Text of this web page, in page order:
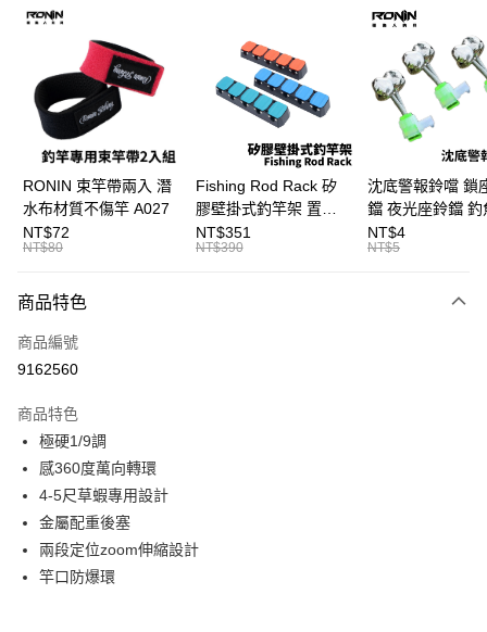
信用卡分期付款
3 期 0 利率 每期 21家銀行
合作金庫商業銀行
第一商業銀行
華南商業銀行
彰化商業銀行
上海商業儲蓄銀行
台北富邦商業銀行
國泰世華商業銀行
兆豐國際商業銀行
臺灣中小企業銀行
台中商業銀行
匯豐（台灣）商業銀行
華泰商業銀行
聯邦商業銀行
遠東國際商業銀行
元大商業銀行
台灣樂天信用卡公司
超商取貨付款
Apple Pay
悠遊付
大哥付你分期
【大哥付你分期使用說明】
2.付款方式選擇「大哥付你分期」，訂單成立後會自動跳轉到大哥付的交易
流程，驗證手機門號後，選擇欲分期的期數、繳款截止日，確認付款後即完
4.訂單成立30分鐘內，如未前往確認交易或遇審核未通過，訂單將自動取
消。如遇「轉專審核」未通過狀況，表示未達大哥付你分期系統評分，恕無
法說明評估內容。
【繳款方式說明】
1.分期款項不併入電信帳單，「大哥付你分期」於每月結算日後寄送繳費提
醒簡訊。
帳／街口支付／iPASS MONEY」等通路繳費。
相關說明
【關於「AFTEE先享後付」】
便利好安心！
２．便利：只要手機號碼，簡訊認證，即可結帳。
３．安心：先確認商品／服務後，再付款。
【「AFTEE先享後付」結帳流程】
１．於結帳方式選擇「AFTEE先享後付」後，將跳轉至「AFTEE先享後付」
結帳頁面，進行簡訊認證並確認金額後，即可完成結帳。
３．收到繳費通知簡訊後14天內，點擊此簡訊中的連結，可透過四大超商／
貨到付款
運送方式
全家取貨付款
每筆NT$60，滿NT$1,200(含以上)免運費
付款後全家取貨
RONIN 束竿帶兩入 潛
水布材質不傷竿 A027
NT$72
NT$80
Fishing Rod Rack 矽
膠壁掛式釣竿架 置竿
架 壁鎖式竿架 釣竿展
示架 T1086
NT$351
NT$390
沈底警報鈴噹 鎖
鐺 夜光座鈴鐺 釣
鐺 沉底鈴鐺 1入 可插
Ø4.5x37mm夜光
NT$4
NT$5
商品特色
商品編號
9162560
商品特色
極硬1/9調
感360度萬向轉環
4-5尺草蝦專用設計
金屬配重後塞
兩段定位zoom伸縮設計
竿口防爆環